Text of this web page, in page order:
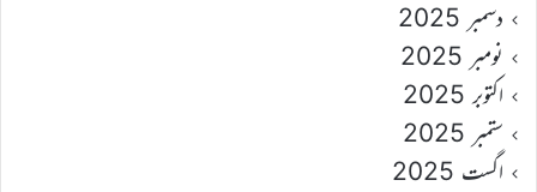
دسمبر 2025
نومبر 2025
اکتوبر 2025
ستمبر 2025
اگست 2025